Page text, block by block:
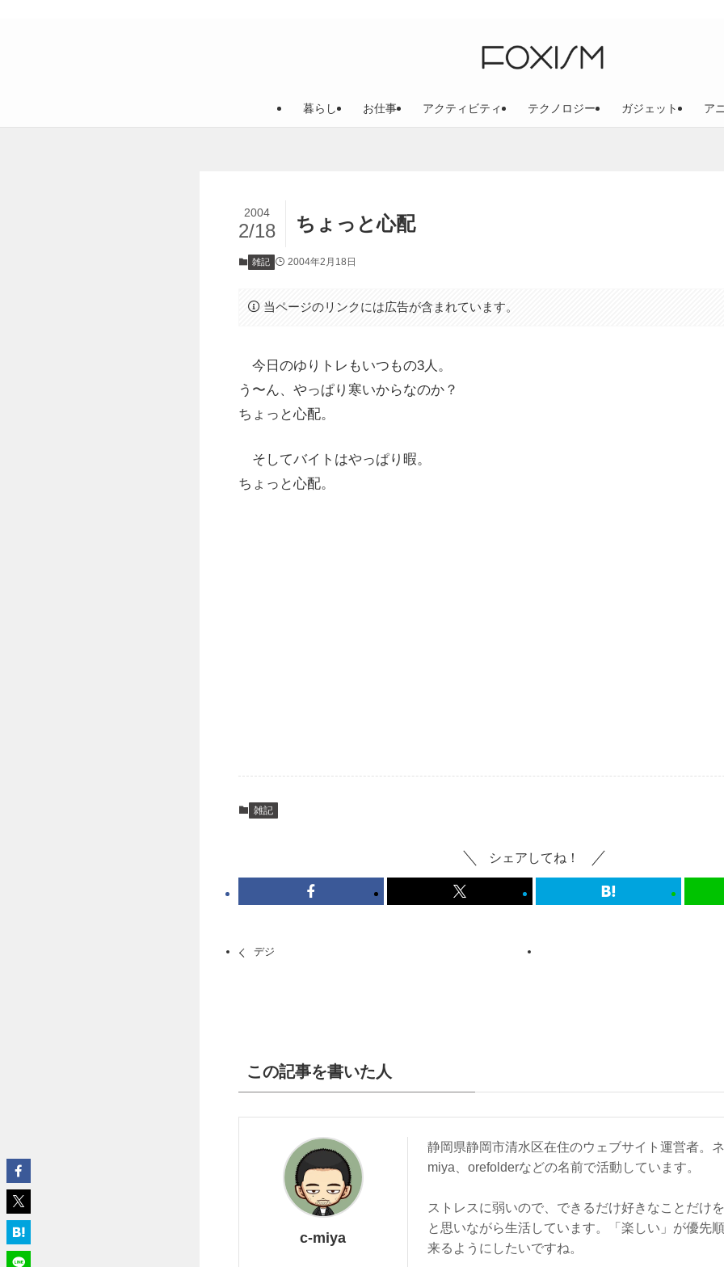
暮らし お仕事 アクティビティ テクノロジー ガジェット ア
ちょっと心配
2004
2/18
雑記 2004年2月18日
当ページのリンクには広告が含まれています。
今日のゆりトレもいつもの3人。
う〜ん、やっぱり寒いからなのか？
ちょっと心配。
そしてバイトはやっぱり暇。
ちょっと心配。
雑記
シェアしてね！
デジ
この記事を書いた人
c-miya
静岡県静岡市清水区在住のウェブサイト運営者。
miya、orefolderなどの名前で活動しています。
ストレスに弱いので、できるだけ好きなことだけ
と思いながら生活しています。「楽しい」が優先
来るようにしたいですね。